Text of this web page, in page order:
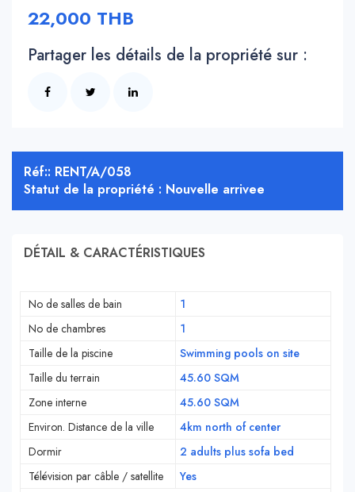
22,000 THB
Partager les détails de la propriété sur :
Réf:: RENT/A/058
Statut de la propriété : Nouvelle arrivee
DÉTAIL & CARACTÉRISTIQUES
No de salles de bain
1
No de chambres
1
Taille de la piscine
Swimming pools on site
Taille du terrain
45.60 SQM
Zone interne
45.60 SQM
Environ. Distance de la ville
4km north of center
Dormir
2 adults plus sofa bed
Télévision par câble / satellite
Yes